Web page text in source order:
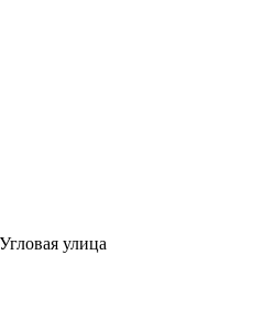
улица